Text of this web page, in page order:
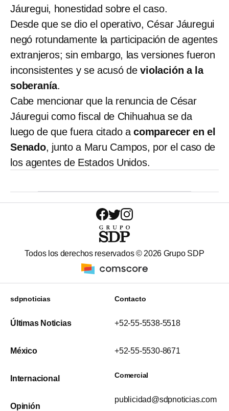
Jáuregui, honestidad sobre el caso.
Desde que se dio el operativo, César Jáuregui
negó rotundamente la participación de agentes
extranjeros; sin embargo, las versiones fueron
inconsistentes y se acusó deviolación a la
soberanía.
Cabe mencionar que la renuncia de César
Jáuregui como fiscal de Chihuahua se da
luego de que fuera citado acomparecer en el
Senado, junto a Maru Campos, por el caso de
los agentes de Estados Unidos.
Todos los derechos reservados © 2026 Grupo SDP
sdpnoticias
Últimas Noticias
México
Internacional
Opinión
Contacto
+52-55-5538-5518
+52-55-5530-8671
Comercial
publicidad@sdpnoticias.com